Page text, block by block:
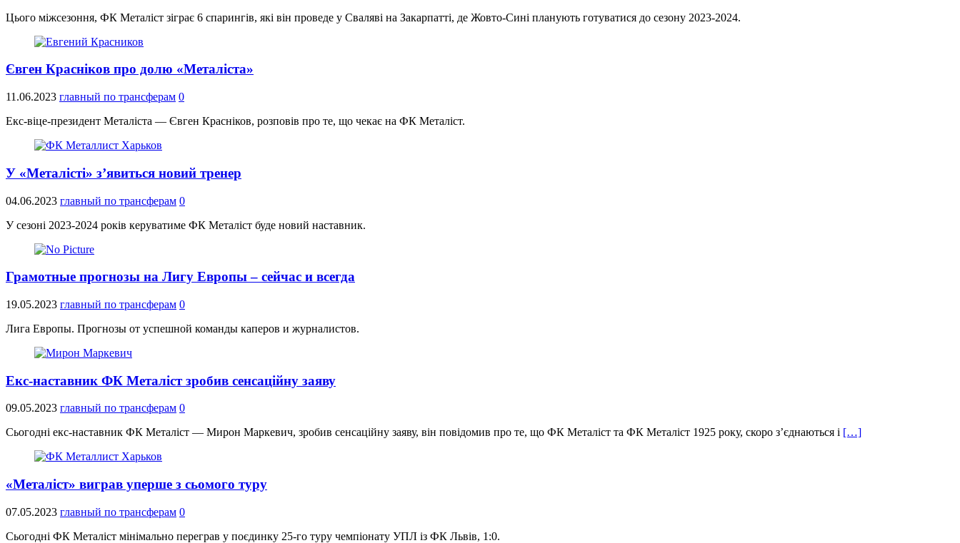
Цього міжсезоння, ФК Металіст зіграє 6 спарингів, які він проведе у Сваляві на Закарпатті, де Жовто-Сині планують готуватися до сезону 2023-2024.
Євген Красніков про долю «Металіста»
11.06.2023 главный по трансферам 0
Екс-віце-президент Металіста — Євген Красніков, розповів про те, що чекає на ФК Металіст.
У «Металісті» з’явиться новий тренер
04.06.2023 главный по трансферам 0
У сезоні 2023-2024 років керуватиме ФК Металіст буде новий наставник.
Грамотные прогнозы на Лигу Европы – сейчас и всегда
19.05.2023 главный по трансферам 0
Лига Европы. Прогнозы от успешной команды каперов и журналистов.
Екс-наставник ФК Металіст зробив сенсаційну заяву
09.05.2023 главный по трансферам 0
Сьогодні екс-наставник ФК Металіст — Мирон Маркевич, зробив сенсаційну заяву, він повідомив про те, що ФК Металіст та ФК Металіст 1925 року, скоро з’єднаються і […]
«Металіст» виграв уперше з сьомого туру
07.05.2023 главный по трансферам 0
Сьогодні ФК Металіст мінімально переграв у поєдинку 25-го туру чемпіонату УПЛ із ФК Львів, 1:0.